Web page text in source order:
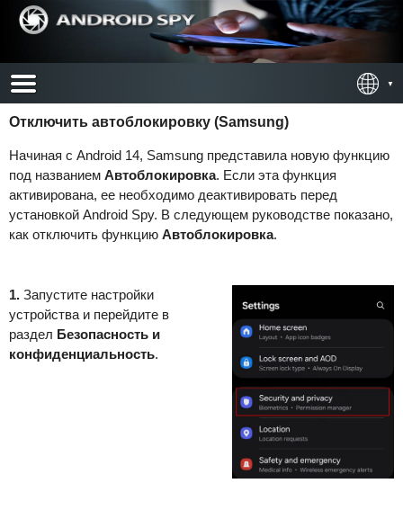
Отключить автоблокировку (Samsung)
Начиная с Android 14, Samsung представила новую функцию
под названием Автоблокировка. Если эта функция
активирована, ее необходимо деактивировать перед
установкой Android Spy. В следующем руководстве показано,
как отключить функцию Автоблокировка.
1. Запустите настройки
устройства и перейдите в
раздел Безопасность и
конфиденциальность.